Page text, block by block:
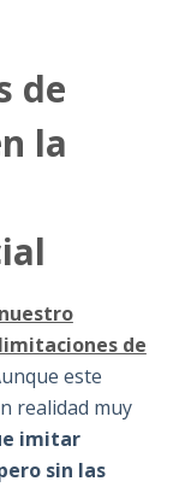
de
la
de
este
realidad muy
imitar
sin las